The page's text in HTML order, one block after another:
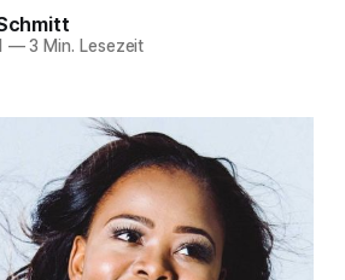
—3 Min. Lesezeit